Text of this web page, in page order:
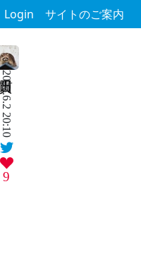
Login サイトのご案内
2026.6.2 20:10
9